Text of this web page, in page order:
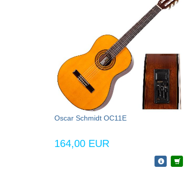
Oscar Schmidt OC11E
164,00 EUR